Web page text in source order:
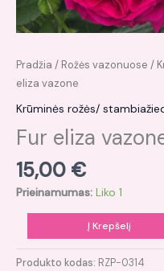
Pradžia / Rožės vazonuose /
eliza vazone
Krūminės rožės/
Fur eliza
15,00 €
Prieinamumas: Liko 1
Į Krepšelį
Produkto kodas: RZP-0314